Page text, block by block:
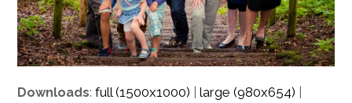
Downloads:full (1500x1000) |large (980x654)